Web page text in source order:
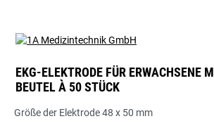
EKG-ELEKTRODE FÜR ERWACHSENE
BEUTEL À 50 STÜCK
Größe der Elektrode 48 x 50 mm